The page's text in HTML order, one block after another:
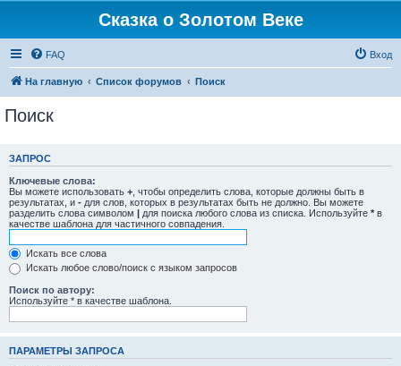
Сказка о Золотом Веке
FAQ Вход
На главную Список форумов Поиск
Поиск
ЗАПРОС
Ключевые слова:
Вы можете использовать + , чтобы определить слова, которые должны быть в
результатах, и - для слов, которых в результатах быть не должно. Вы можете
разделить слова символом | для поиска любого слова из списка. Используйте * в
качестве шаблона для частичного совпадения.
Искать все слова
Искать любое слово/поиск с языком запросов
Поиск по автору:
Используйте * в качестве шаблона.
ПАРАМЕТРЫ ЗАПРОСА